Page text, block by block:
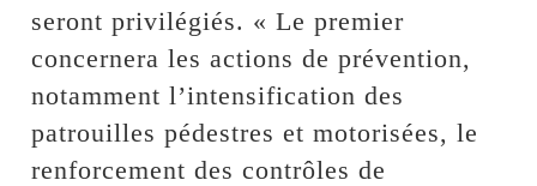
seront privilégiés. « Le premier
concernera les actions de prévention,
notamment l’intensification des
patrouilles pédestres et motorisées, le
renforcement des contrôles de